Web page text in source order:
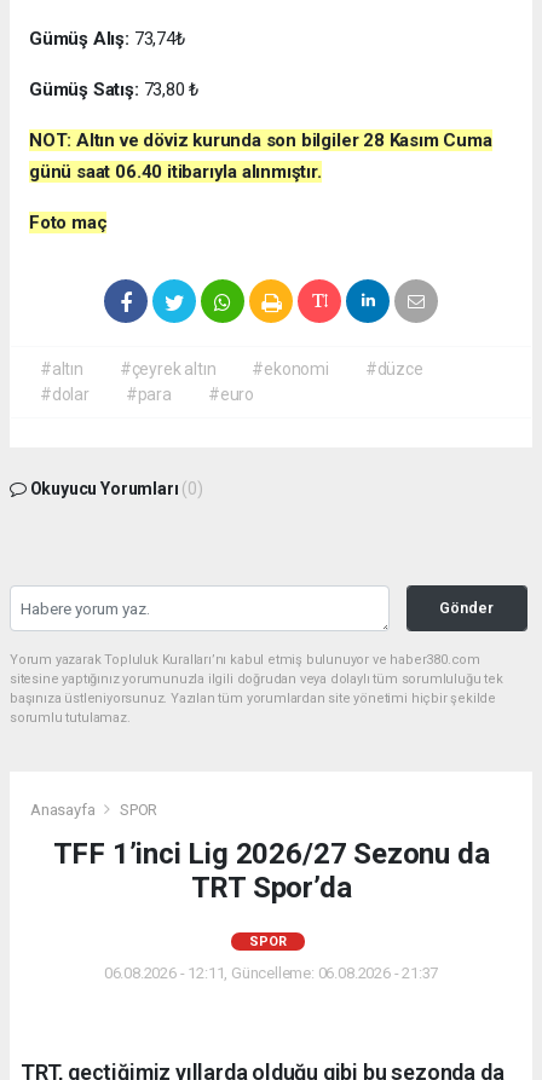
Gümüş Alış: 73,74₺
Gümüş Satış: 73,80 ₺
NOT: Altın ve döviz kurunda son bilgiler 28 Kasım Cuma
günü saat 06.40 itibarıyla alınmıştır.
Foto maç
#altın #çeyrek altın #ekonomi
#düzce
#dolar
#para #euro
Okuyucu Yorumları (0)
Gönder
Yorum yazarak Topluluk Kuralları’nı kabul etmiş bulunuyor ve haber380.com
sitesine yaptığınız yorumunuzla ilgili doğrudan veya dolaylı tüm sorumluluğu tek
başınıza üstleniyorsunuz. Yazılan tüm yorumlardan site yönetimi hiçbir şekilde
sorumlu tutulamaz.
Anasayfa SPOR
TFF 1’inci Lig 2026/27 Sezonu da
TRT Spor’da
SPOR
06.08.2026 - 12:11, Güncelleme: 06.08.2026 - 21:37
TRT, geçtiğimiz yıllarda olduğu gibi bu sezonda da